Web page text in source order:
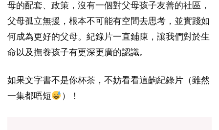
母的配套、政策，沒有一個對父母孩子友善的社區，
父母孤立無援，根本不可能有空間去思考，並實踐如
何成為更好的父母。紀錄片一直鋪陳，讓我們對於生
命以及撫養孩子有更深更廣的認識。
如果文字書不是你杯茶，不妨看看這齣紀錄片（雖然
一集都唔短
）！